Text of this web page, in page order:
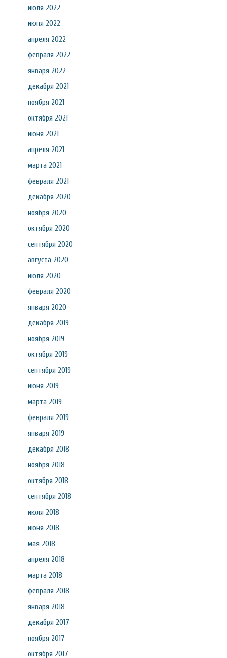
июля 2022
июня 2022
апреля 2022
февраля 2022
января 2022
декабря 2021
ноября 2021
октября 2021
июня 2021
апреля 2021
марта 2021
февраля 2021
декабря 2020
ноября 2020
октября 2020
сентября 2020
августа 2020
июля 2020
февраля 2020
января 2020
декабря 2019
ноября 2019
октября 2019
сентября 2019
июня 2019
марта 2019
февраля 2019
января 2019
декабря 2018
ноября 2018
октября 2018
сентября 2018
июля 2018
июня 2018
мая 2018
апреля 2018
марта 2018
февраля 2018
января 2018
декабря 2017
ноября 2017
октября 2017